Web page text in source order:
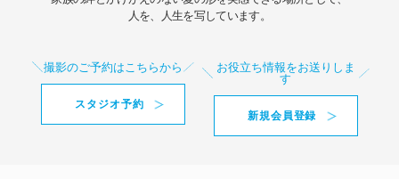
人を、人生を写しています。
撮影のご予約はこちらから
スタジオ予約
お役立ち情報をお送りしま
す
新規会員登録